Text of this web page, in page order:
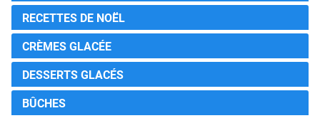
RECETTES DE NOËL
CRÈMES GLACÉE
DESSERTS GLACÉS
BÛCHES